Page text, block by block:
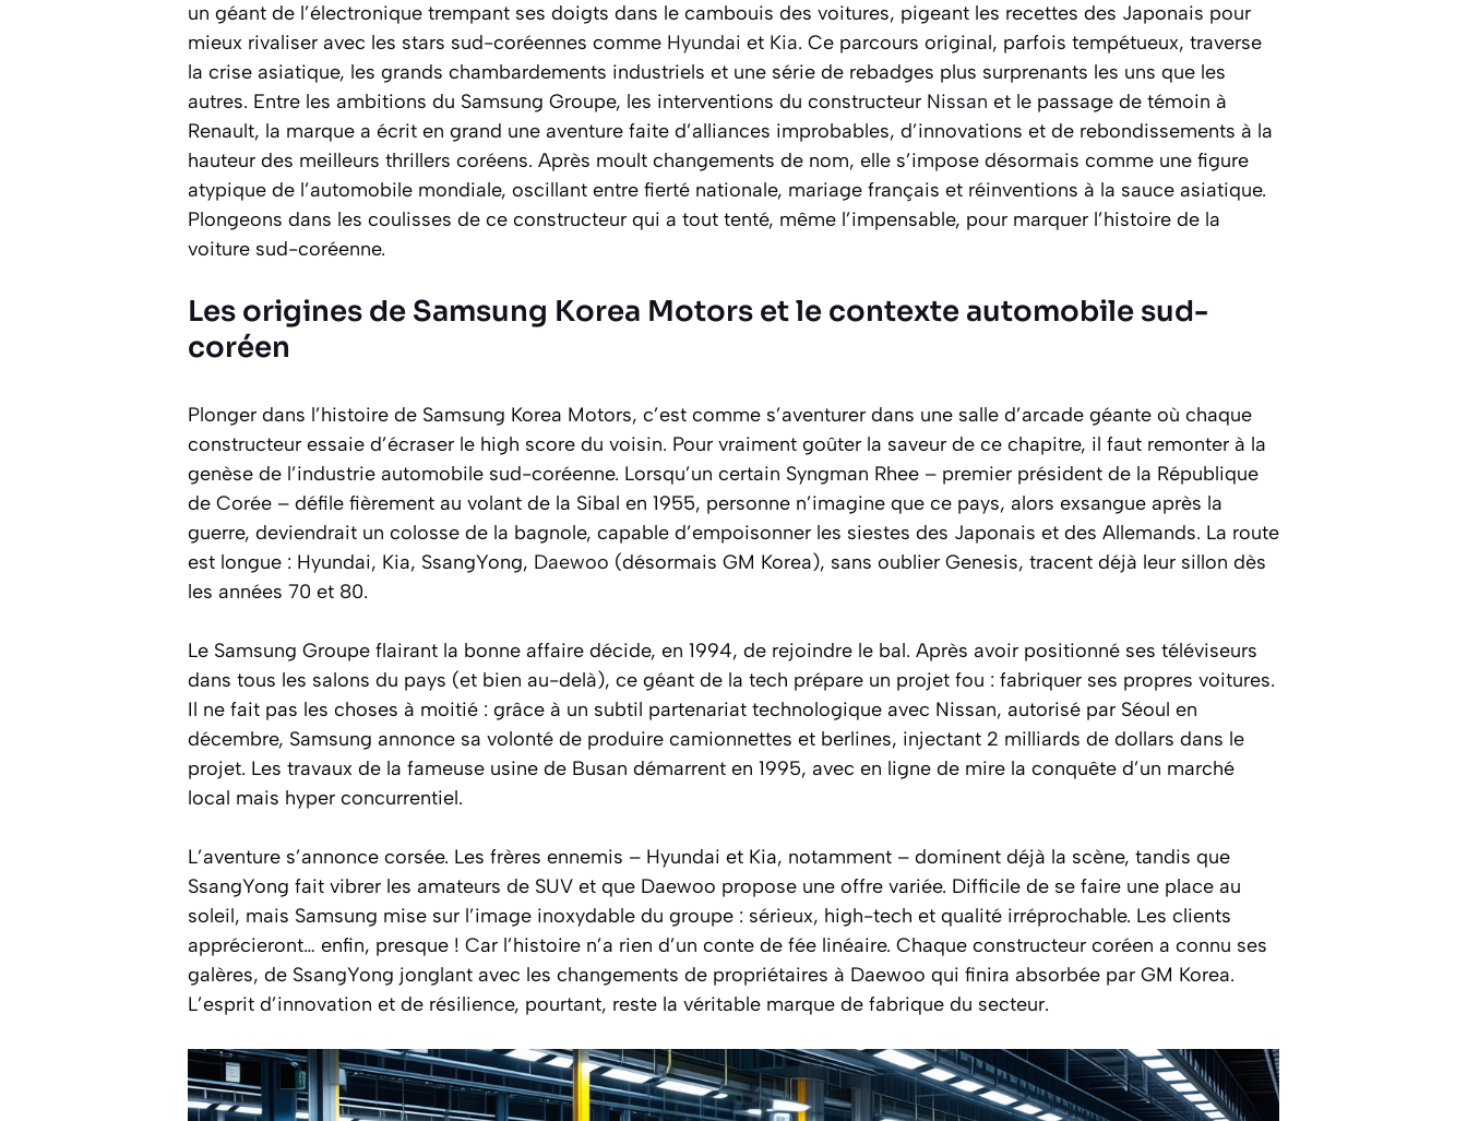
un géant de l’électronique trempant ses doigts dans le cambouis des voitures, pigeant les recettes des Japonais pour
mieux rivaliser avec les stars sud-coréennes comme Hyundai et Kia. Ce parcours original, parfois tempétueux, traverse
la crise asiatique, les grands chambardements industriels et une série de rebadges plus surprenants les uns que les
autres. Entre les ambitions du Samsung Groupe, les interventions du constructeur Nissan et le passage de témoin à
Renault, la marque a écrit en grand une aventure faite d’alliances improbables, d’innovations et de rebondissements à la
hauteur des meilleurs thrillers coréens. Après moult changements de nom, elle s’impose désormais comme une figure
atypique de l’automobile mondiale, oscillant entre fierté nationale, mariage français et réinventions à la sauce asiatique.
Plongeons dans les coulisses de ce constructeur qui a tout tenté, même l’impensable, pour marquer l’histoire de la
voiture sud-coréenne.
Les origines de Samsung Korea Motors et le contexte automobile sud-
coréen
Plonger dans l’histoire de Samsung Korea Motors, c’est comme s’aventurer dans une salle d’arcade géante où chaque
constructeur essaie d’écraser le high score du voisin. Pour vraiment goûter la saveur de ce chapitre, il faut remonter à la
genèse de l’industrie automobile sud-coréenne. Lorsqu’un certain Syngman Rhee – premier président de la République
de Corée – défile fièrement au volant de la Sibal en 1955, personne n’imagine que ce pays, alors exsangue après la
guerre, deviendrait un colosse de la bagnole, capable d’empoisonner les siestes des Japonais et des Allemands. La route
est longue : Hyundai, Kia, SsangYong, Daewoo (désormais GM Korea), sans oublier Genesis, tracent déjà leur sillon dès
les années 70 et 80.
Le Samsung Groupe flairant la bonne affaire décide, en 1994, de rejoindre le bal. Après avoir positionné ses téléviseurs
dans tous les salons du pays (et bien au-delà), ce géant de la tech prépare un projet fou : fabriquer ses propres voitures.
Il ne fait pas les choses à moitié : grâce à un subtil partenariat technologique avec Nissan, autorisé par Séoul en
décembre, Samsung annonce sa volonté de produire camionnettes et berlines, injectant 2 milliards de dollars dans le
projet. Les travaux de la fameuse usine de Busan démarrent en 1995, avec en ligne de mire la conquête d’un marché
local mais hyper concurrentiel.
L’aventure s’annonce corsée. Les frères ennemis – Hyundai et Kia, notamment – dominent déjà la scène, tandis que
SsangYong fait vibrer les amateurs de SUV et que Daewoo propose une offre variée. Difficile de se faire une place au
soleil, mais Samsung mise sur l’image inoxydable du groupe : sérieux, high-tech et qualité irréprochable. Les clients
apprécieront… enfin, presque ! Car l’histoire n’a rien d’un conte de fée linéaire. Chaque constructeur coréen a connu ses
galères, de SsangYong jonglant avec les changements de propriétaires à Daewoo qui finira absorbée par GM Korea.
L’esprit d’innovation et de résilience, pourtant, reste la véritable marque de fabrique du secteur.